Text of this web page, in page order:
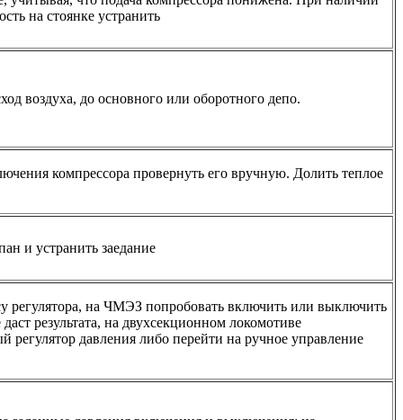
на стоянке устранить
воздуха, до основного или оборотного депо.
компрессора провернуть его вручную. Долить теплое
и устранить заедание
регулятора, на ЧМЭЗ попробовать включить или выключить
результата, на двухсекционном локомотиве
регулятор давления либо перейти на ручное управление